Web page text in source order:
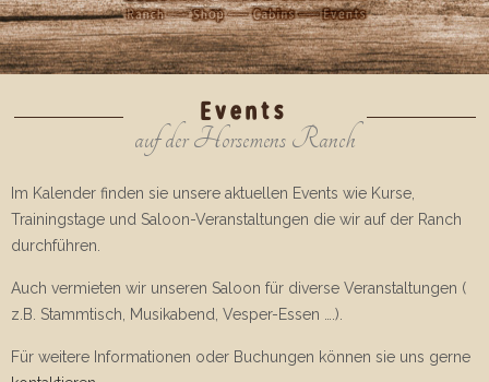
Events
auf der Horsemens Ranch
Im Kalender finden sie unsere aktuellen Events wie Kurse,
Trainingstage und Saloon-Veranstaltungen die wir auf der Ranch
durchführen.
Auch vermieten wir unseren Saloon für diverse Veranstaltungen (
z.B. Stammtisch, Musikabend, Vesper-Essen ….).
Für weitere Informationen oder Buchungen können sie uns gerne